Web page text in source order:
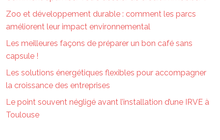
Zoo et développement durable : comment les parcs
améliorent leur impact environnemental
Les meilleures façons de préparer un bon café sans
capsule !
Les solutions énergétiques flexibles pour accompagner
la croissance des entreprises
Le point souvent négligé avant l’installation d’une IRVE à
Toulouse